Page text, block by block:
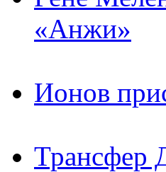
«Анжи»
Ионов
Трансфер